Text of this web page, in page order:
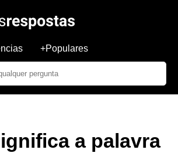
+Populares
a palavra